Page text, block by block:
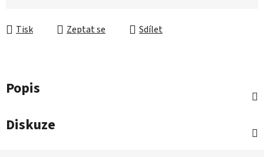
Tisk Zeptat se Sdílet
Popis
Diskuze